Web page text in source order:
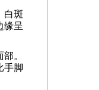
白斑
缘呈
。
手脚